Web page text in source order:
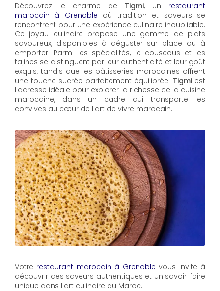
Découvrez le charme de Tigmi, un restaurant
marocain à Grenoble où tradition et saveurs se
rencontrent pour une expérience culinaire inoubliable.
Ce joyau culinaire propose une gamme de plats
savoureux, disponibles à déguster sur place ou à
emporter. Parmi les spécialités, le couscous et les
tajines se distinguent par leur authenticité et leur goût
exquis, tandis que les pâtisseries marocaines offrent
une touche sucrée parfaitement équilibrée. Tigmiest
l'adresse idéale pour explorer la richesse de la cuisine
marocaine, dans un cadre qui transporte les
convives au cœur de l'art de vivre marocain.
Votre restaurant marocain à Grenoble vous invite à
découvrir des saveurs authentiques et un savoir-faire
unique dans l'art culinaire du Maroc.